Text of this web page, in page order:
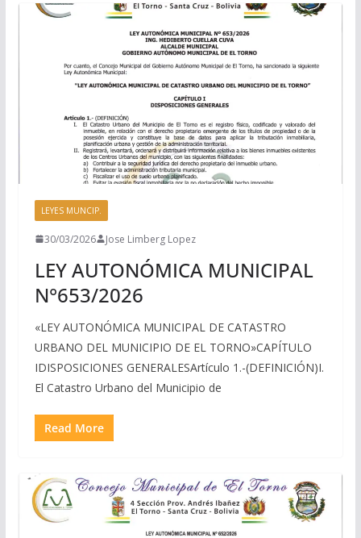
LEYES MUNCIP.
30/03/2026 Jose Limberg Lopez
LEY AUTONÓMICA MUNICIPAL
N°653/2026
«LEY AUTONÓMICA MUNICIPAL DE CATASTRO
URBANO DEL MUNICIPIO DE EL TORNO»CAPÍTULO
IDISPOSICIONES GENERALESArtículo 1.-(DEFINICIÓN)I.
El Catastro Urbano del Municipio de
Read More